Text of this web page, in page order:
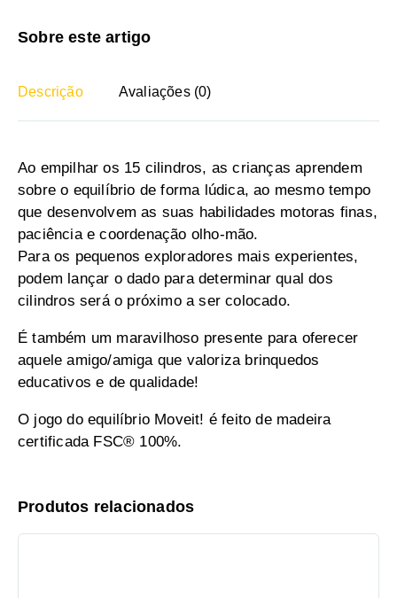
Sobre este artigo
Descrição Avaliações (0)
Ao empilhar os 15 cilindros, as crianças aprendem
sobre o equilíbrio de forma lúdica, ao mesmo tempo
que desenvolvem as suas habilidades motoras finas,
paciência e coordenação olho-mão.
Para os pequenos exploradores mais experientes,
podem lançar o dado para determinar qual dos
cilindros será o próximo a ser colocado.
É também um maravilhoso presente para oferecer
aquele amigo/amiga que valoriza brinquedos
educativos e de qualidade!
O jogo do equilíbrio Moveit! é feito de madeira
certificada FSC® 100%.
Produtos relacionados